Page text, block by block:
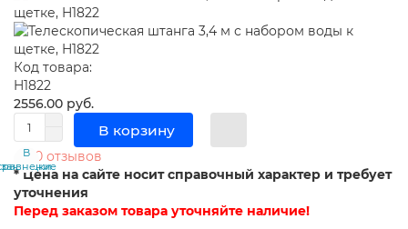
Код товара:
H1822
2556.00 руб.
В корзину
В
закладки
В 0 отзывов
* Цена на сайте носит справочный характер и требует
уточнения
Перед заказом товара уточняйте наличие!